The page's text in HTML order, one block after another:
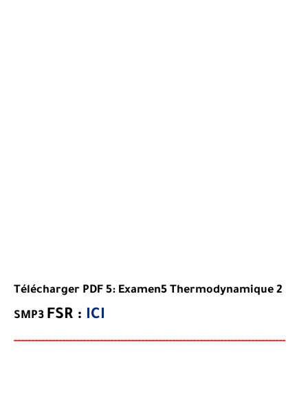
Télécharger PDF 5: Examen5 Thermodynamique 2
SMP3 FSR : ICI
-------------------------------------------------------------------------------